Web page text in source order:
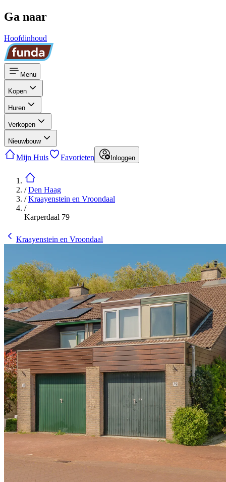
Ga naar
Hoofdinhoud
Menu
Kopen
Huren
Verkopen
Nieuwbouw
Mijn Huis Favorieten Inloggen
/Den Haag
/Kraayenstein en Vroondaal
/
Karperdaal 79
Kraayenstein en Vroondaal